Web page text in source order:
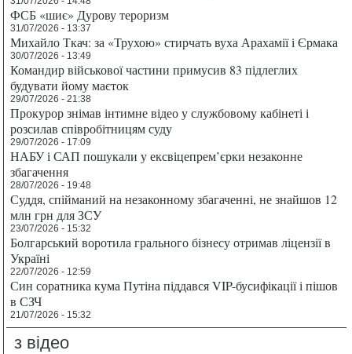
ФСБ «шиє» Дурову тероризм
31/07/2026 - 13:37
Михайло Ткач: за «Трухою» стирчать вуха Арахамії і Єрмака
30/07/2026 - 13:49
Командир військової частини примусив 83 підлеглих
будувати йому маєток
29/07/2026 - 21:38
Прокурор знімав інтимне відео у службовому кабінеті і
розсилав співробітницям суду
29/07/2026 - 17:09
НАБУ і САП пошукали у ексвіцепрем’єрки незаконне
збагачення
28/07/2026 - 19:48
Суддя, спійманий на незаконному збагаченні, не знайшов 12
млн грн для ЗСУ
23/07/2026 - 15:32
Болгарський воротила грального бізнесу отримав ліцензії в
Україні
22/07/2026 - 12:59
Син соратника кума Путіна піддався VIP-бусифікації і пішов
в СЗЧ
21/07/2026 - 15:32
з відео